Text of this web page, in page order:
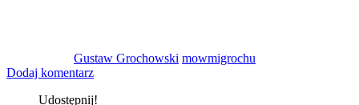
Gustaw Grochowski mowmigrochu
Dodaj komentarz
Udostępnij!